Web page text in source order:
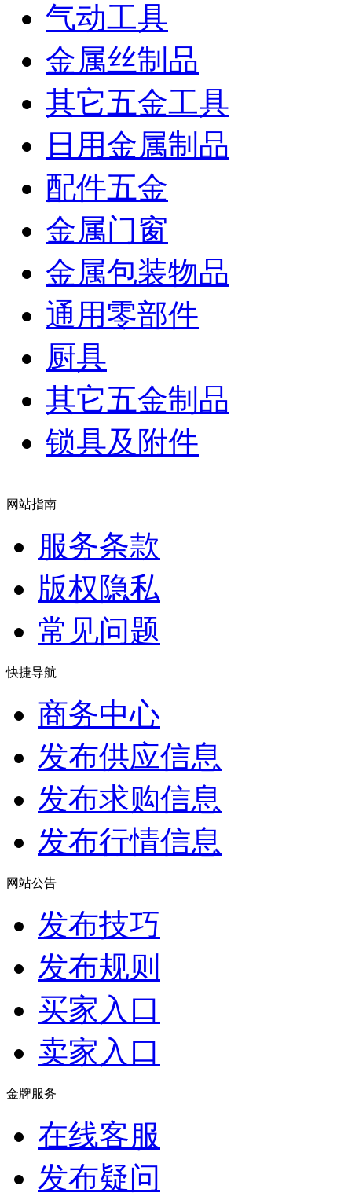
气动工具
金属丝制品
其它五金工具
日用金属制品
配件五金
金属门窗
金属包装物品
通用零部件
厨具
其它五金制品
锁具及附件
网站指南
服务条款
版权隐私
常见问题
快捷导航
商务中心
发布供应信息
发布求购信息
发布行情信息
网站公告
发布技巧
发布规则
买家入口
卖家入口
金牌服务
在线客服
发布疑问